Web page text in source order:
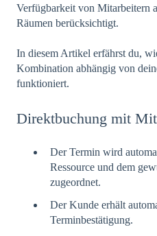
Verfügbarkeit von Mitarbeitern
Räumen berücksichtigt.
In diesem Artikel erfährst du,
Kombination abhängig von
funktioniert.
Direktbuchung mit
Der Termin wird
Ressource und dem
zugeordnet.
Der Kunde erhält
Terminbestätigung.